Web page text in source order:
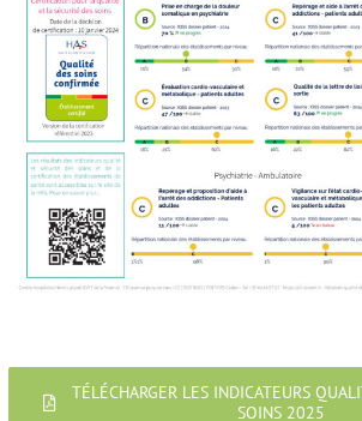
TÉLÉCHARGER LES INDICATEURS
SOINS 2025